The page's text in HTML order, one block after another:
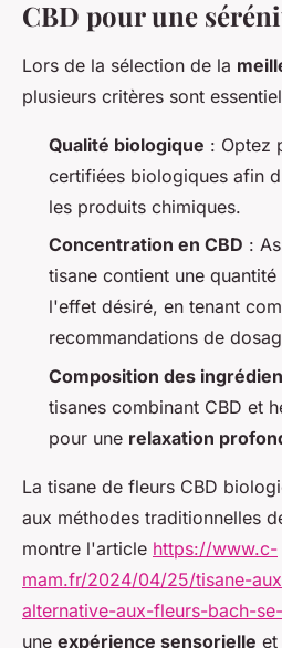
CBD pour une
Lors de la sélection de la
plusieurs critères sont
Qualité biologique : Optez
certifiées biologiques afin
les produits chimiques.
Concentration en CBD :
tisane contient une
l'effet désiré, en tenant
recommandations de
Composition des
tisanes combinant CBD et
pour une relaxation
La tisane de fleurs CBD
aux méthodes traditionnelles
montre l'article https://www.c-
mam.fr/2024/04/25/tisane-
alternative-aux-fleurs-bach-
une expérience sensorielle et